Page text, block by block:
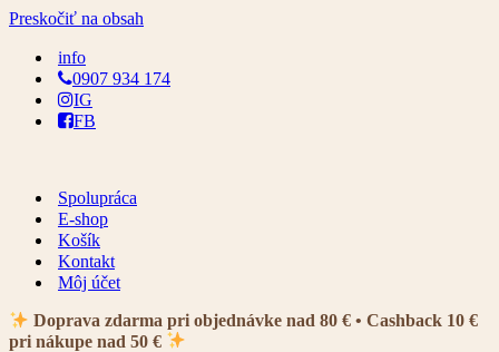
Preskočiť na obsah
info
0907 934 174
IG
FB
Spolupráca
E-shop
Košík
Kontakt
Môj účet
Doprava zdarma pri objednávke nad 80 € • Cashback 10 €
pri nákupe nad 50 €